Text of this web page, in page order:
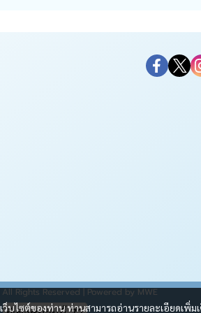
บไซต์ของท่าน ท่านสามารถอ่านรายละเอียดเพิ่ม
Rights Reserved | Powered by MWE